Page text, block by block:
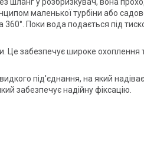
маленької турбіни або
Поки вода подається під
Це забезпечує широке охоплення
під'єднання, на який
забезпечує надійну фіксацію.